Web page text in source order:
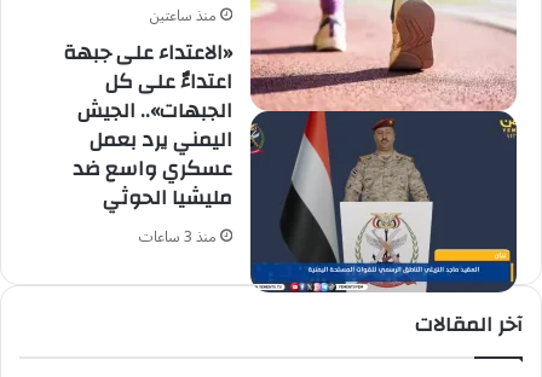
منذ ساعتين
«الاعتداء على جبهة
اعتداءٌ على كل
الجبهات».. الجيش
اليمني يرد بعمل
عسكري واسع ضد
مليشيا الحوثي
منذ 3 ساعات
آخر المقالات